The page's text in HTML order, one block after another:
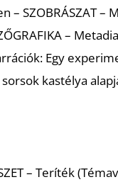
– SZOBRÁSZAT–
–
Egy
kastélya
– Teríték